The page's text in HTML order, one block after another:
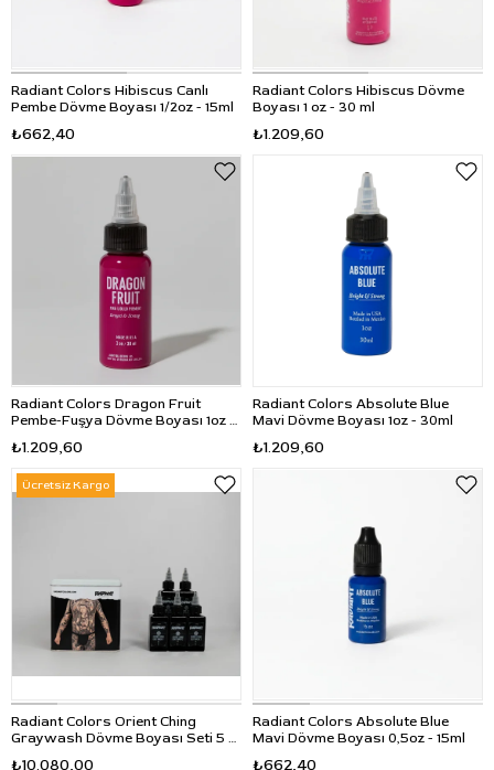
Radiant Colors Hibiscus Canlı
Pembe Dövme Boyası 1/2oz - 15ml
₺662,40
Radiant Colors Hibiscus Dövme
Boyası 1 oz - 30 ml
₺1.209,60
Radiant Colors Dragon Fruit
Pembe-Fuşya Dövme Boyası 1oz -
₺1.209,60
Radiant Colors Absolute Blue
Mavi Dövme Boyası 1oz - 30ml
₺1.209,60
Radiant Colors Orient Ching
Graywash Dövme Boyası Seti 5 x
₺10.080,00
Ücretsiz Kargo
Radiant Colors Absolute Blue
Mavi Dövme Boyası 0,5oz - 15ml
₺662,40